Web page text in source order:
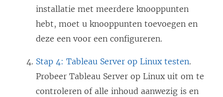
installatie met meerdere knooppunten
hebt, moet u knooppunten toevoegen en
deze een voor een configureren.
Stap 4: Tableau Server op Linux testen.
Probeer Tableau Server op Linux uit om te
controleren of alle inhoud aanwezig is en